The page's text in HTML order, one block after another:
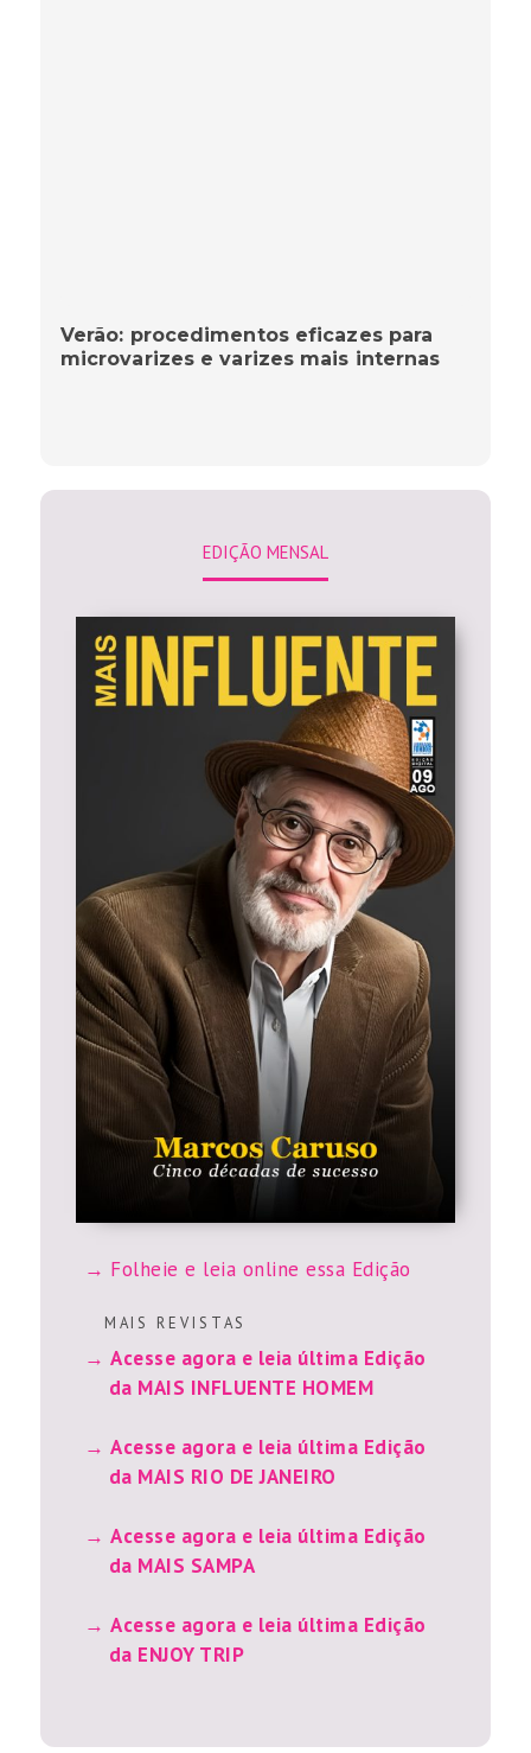
Verão: procedimentos eficazes para
microvarizes e varizes mais internas
EDIÇÃO MENSAL
Folheie e leia online essa Edição
M A I S R E V I S T A S
Acesse agora e leia última Edição
da MAIS INFLUENTE HOMEM
Acesse agora e leia última Edição
da MAIS RIO DE JANEIRO
Acesse agora e leia última Edição
da MAIS SAMPA
Acesse agora e leia última Edição
da ENJOY TRIP